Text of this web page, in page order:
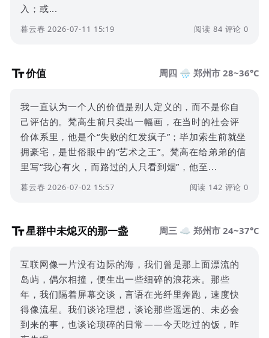
入；或...
暮云春 2026-07-11 15:19 阅读 84 评论 0
价值 周四 🌧️ 郑州市 28~36°C
我一直认为一个人的价值是别人定义的，而不是你自
己评估的。梵高生前只卖出一幅画，在当时的社会评
价体系里，他是个“失败的红发疯子”；毕加索生前就坐
拥豪宅，是世俗眼中的“艺术之王”。梵高在给弟弟的信
里写“我心有火，而路过的人只看到烟”，他至...
暮云春 2026-07-02 15:57 阅读 142 评论 0
星群中未熄灭的那一盏 周三 ☁️ 郑州市 24~37°C
互联网像一片没有边际的海，我们曾是那上面漂流的
岛屿，偶尔相撞，便生出一些细碎的浪花来。那些
年，我们隔着屏幕交谈，言语在光纤里奔跑，速度快
得像流星。我们谈论理想，谈论那些遥远的、未必会
到来的事，也谈论琐碎的日常——今天吃过的饭，昨